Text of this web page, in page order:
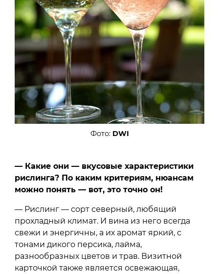
Фото: DWI
— Какие они — вкусовые характеристики
рислинга? По каким критериям, нюансам
можно понять — вот, это точно он!
— Рислинг — сорт северный, любящий
прохладный климат. И вина из него всегда
свежи и энергичны, а их аромат яркий, с
тонами дикого персика, лайма,
разнообразных цветов и трав. Визитной
карточкой также является освежающая,